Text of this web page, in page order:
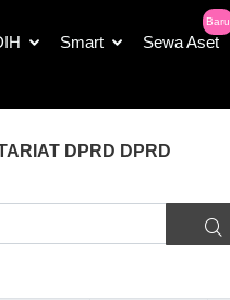
Smart Sewa Aset
Baru
DPRD DPRD